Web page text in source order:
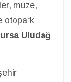
müze,
otopark
Uludağ